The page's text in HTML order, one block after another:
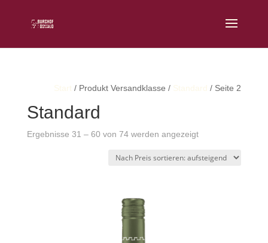
Start / Produkt Versandklasse / Standard / Seite 2
Standard
Ergebnisse 31 – 60 von 74 werden angezeigtNach
sortiert: